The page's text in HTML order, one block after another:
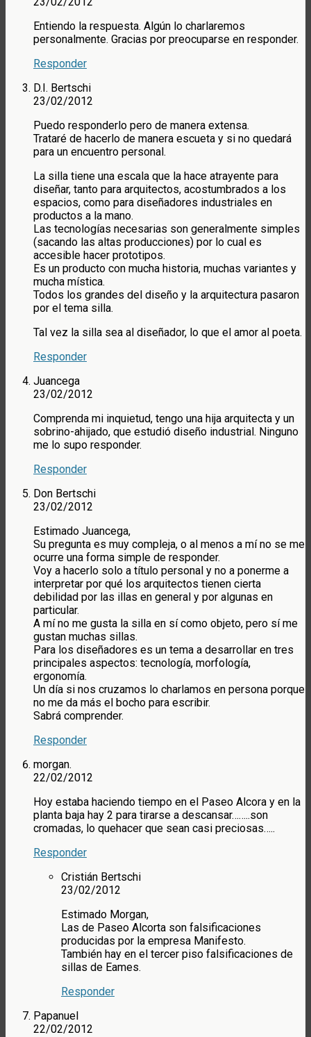
Entiendo la respuesta. Algún lo charlaremos
personalmente. Gracias por preocuparse en responder.
Responder
D.I. Bertschi
23/02/2012
Puedo responderlo pero de manera extensa.
Trataré de hacerlo de manera escueta y si no quedará
para un encuentro personal.
La silla tiene una escala que la hace atrayente para
diseñar, tanto para arquitectos, acostumbrados a los
espacios, como para diseñadores industriales en
productos a la mano.
Las tecnologías necesarias son generalmente simples
(sacando las altas producciones) por lo cual es
accesible hacer prototipos.
Es un producto con mucha historia, muchas variantes y
mucha mística.
Todos los grandes del diseño y la arquitectura pasaron
por el tema silla.
Tal vez la silla sea al diseñador, lo que el amor al poeta.
Responder
Juancega
23/02/2012
Comprenda mi inquietud, tengo una hija arquitecta y un
sobrino-ahijado, que estudió diseño industrial. Ninguno
me lo supo responder.
Responder
Don Bertschi
23/02/2012
Estimado Juancega,
Su pregunta es muy compleja, o al menos a mí no se me
ocurre una forma simple de responder.
Voy a hacerlo solo a título personal y no a ponerme a
interpretar por qué los arquitectos tienen cierta
debilidad por las illas en general y por algunas en
particular.
A mí no me gusta la silla en sí como objeto, pero sí me
gustan muchas sillas.
Para los diseñadores es un tema a desarrollar en tres
principales aspectos: tecnología, morfología,
ergonomía.
Un día si nos cruzamos lo charlamos en persona porque
no me da más el bocho para escribir.
Sabrá comprender.
Responder
morgan.
22/02/2012
Hoy estaba haciendo tiempo en el Paseo Alcora y en la
planta baja hay 2 para tirarse a descansar……..son
cromadas, lo quehacer que sean casi preciosas…..
Responder
Cristián Bertschi
23/02/2012
Estimado Morgan,
Las de Paseo Alcorta son falsificaciones
producidas por la empresa Manifesto.
También hay en el tercer piso falsificaciones de
sillas de Eames.
Responder
Papanuel
22/02/2012